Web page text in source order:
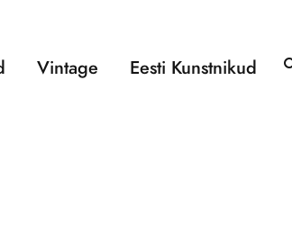
Vintage Eesti Kunstnikud